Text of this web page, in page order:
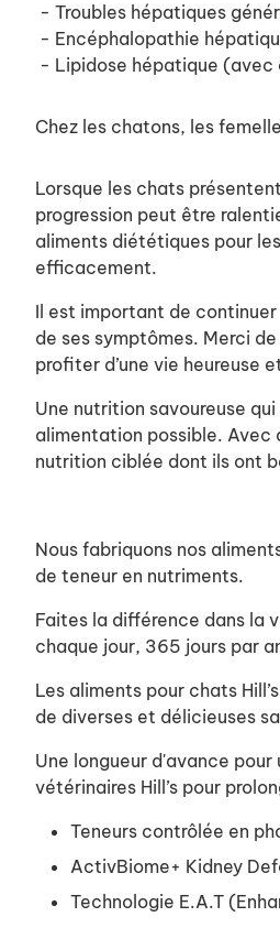
- Troubles hépatiques
- Encéphalopathie
- Lipidose hépatique
Chez les chatons, les
Lorsque les chats
progression peut être
aliments diététiques pour
efficacement.
Il est important de continuer
de ses symptômes. Merci
profiter d’une vie heureuse
Une nutrition savoureuse
alimentation possible. Avec
nutrition ciblée dont ils ont
Nous fabriquons nos
de teneur en nutriments.
Faites la différence dans la
chaque jour, 365 jours par
Les aliments pour chats
de diverses et délicieuses
Une longueur d'avance pour
vétérinaires Hill’s pour
Teneurs contrôlée en
ActivBiome+ Kidney
Technologie E.A.T